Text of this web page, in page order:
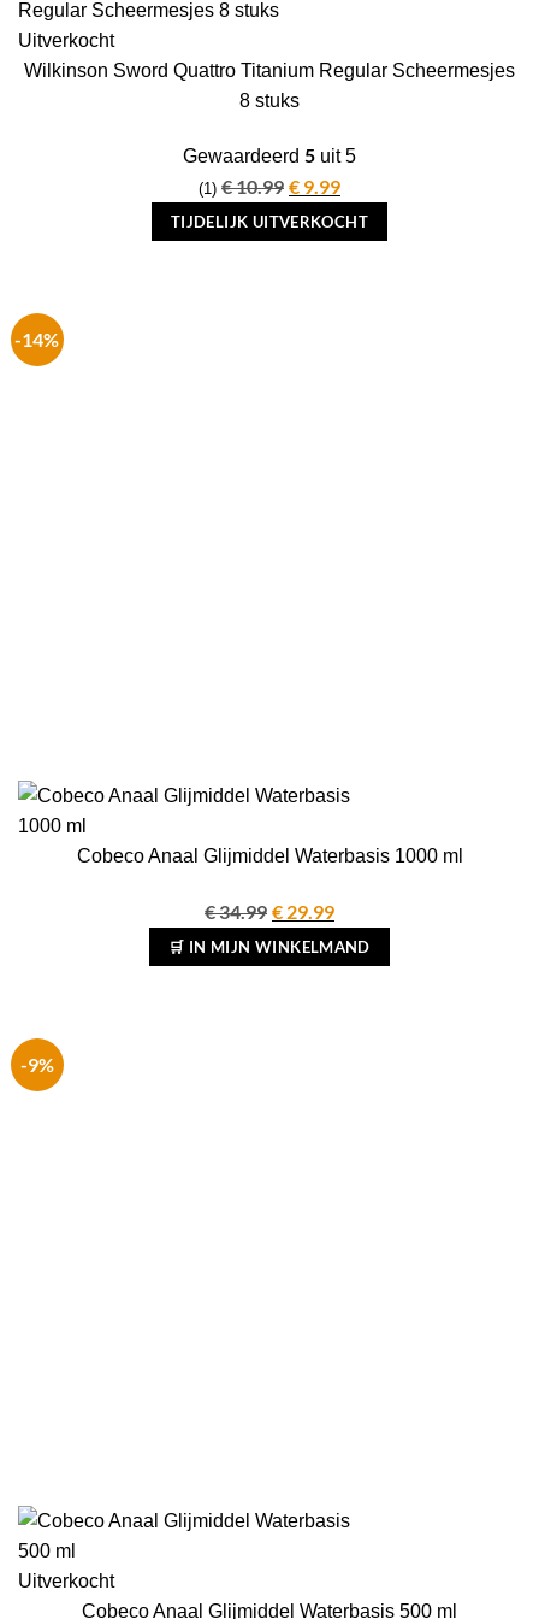
Uitverkocht
Wilkinson Sword Quattro Titanium Regular Scheermesjes
8 stuks
Gewaardeerd 5 uit 5
(1) €10.99 Oorspronkelijke
prijs
was:
€ 9.99Huidige
prijs
is:
TIJDELIJK UITVERKOCHT
-14%
Cobeco Anaal Glijmiddel Waterbasis 1000 ml
€34.99 Oorspronkelijke
prijs
was:
€ 29.99Huidige
prijs
is:
🛒 IN MIJN WINKELMAND
-9%
Uitverkocht
Cobeco Anaal Glijmiddel Waterbasis 500 ml